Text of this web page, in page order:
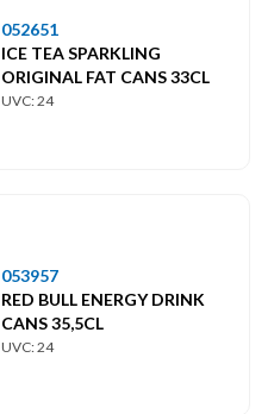
052651
ICE TEA SPARKLING
ORIGINAL FAT CANS 33CL
UVC: 24
053957
RED BULL ENERGY DRINK
CANS 35,5CL
UVC: 24